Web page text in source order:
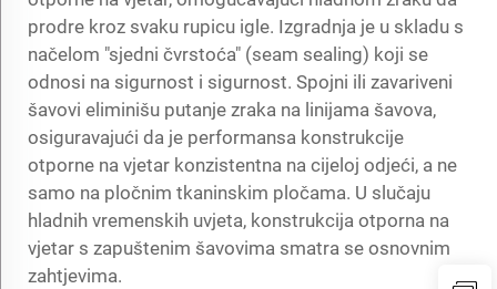
prodre kroz svaku rupicu igle. Izgradnja je u skladu s
načelom "sjedni čvrstoća" (seam sealing) koji se
odnosi na sigurnost i sigurnost. Spojni ili zavariveni
šavovi eliminišu putanje zraka na linijama šavova,
osiguravajući da je performansa konstrukcije
otporne na vjetar konzistentna na cijeloj odjeći, a ne
samo na pločnim tkaninskim pločama. U slučaju
hladnih vremenskih uvjeta, konstrukcija otporna na
vjetar s zapuštenim šavovima smatra se osnovnim
zahtjevima.